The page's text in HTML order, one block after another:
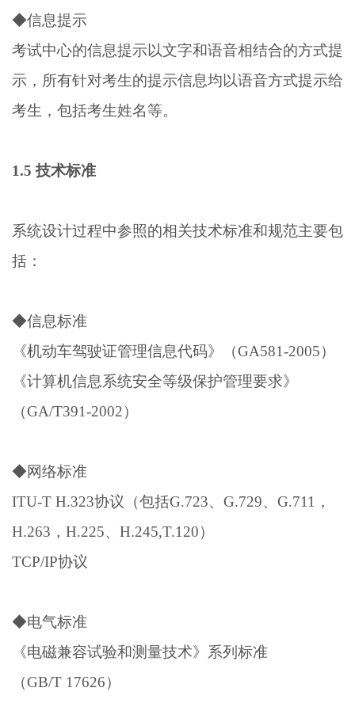
◆信息提示
考试中心的信息提示以文字和语音相结合的方式提
示，所有针对考生的提示信息均以语音方式提示给
考生，包括考生姓名等。
1.5 技术标准
系统设计过程中参照的相关技术标准和规范主要包
括：
◆信息标准
《机动车驾驶证管理信息代码》（GA581-2005）
《计算机信息系统安全等级保护管理要求》
（GA/T391-2002）
◆网络标准
ITU-T H.323协议（包括G.723、G.729、G.711，
H.263，H.225、H.245,T.120）
TCP/IP协议
◆电气标准
《电磁兼容试验和测量技术》系列标准
（GB/T 17626）